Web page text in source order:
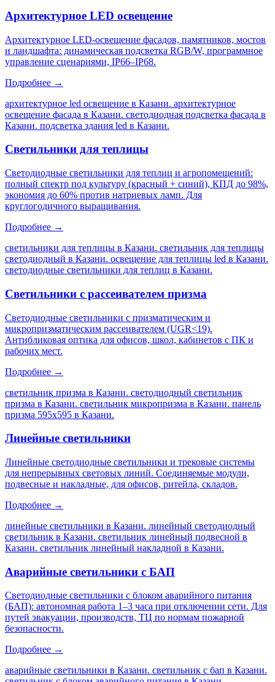
Архитектурное LED освещение
Архитектурное LED-освещение фасадов, памятников, мостов
и ландшафта: динамическая подсветка RGB/W, программное
управление сценариями, IP66–IP68.
Подробнее →
архитектурное led освещение в Казани. архитектурное
освещение фасада в Казани. светодиодная подсветка фасада в
Казани. подсветка здания led в Казани.
Светильники для теплицы
Светодиодные светильники для теплиц и агропомещений:
полный спектр под культуру (красный + синий), КПД до 98%,
экономия до 60% против натриевых ламп. Для
круглогодичного выращивания.
Подробнее →
светильники для теплицы в Казани. светильник для теплицы
светодиодный в Казани. освещение для теплицы led в Казани.
светодиодные светильники для теплиц в Казани.
Светильники с рассеивателем призма
Светодиодные светильники с призматическим и
микропризматическим рассеивателем (UGR<19).
Антибликовая оптика для офисов, школ, кабинетов с ПК и
рабочих мест.
Подробнее →
светильник призма в Казани. светодиодный светильник
призма в Казани. светильник микропризма в Казани. панель
призма 595х595 в Казани.
Линейные светильники
Линейные светодиодные светильники и трековые системы
для непрерывных световых линий. Соединяемые модули,
подвесные и накладные, для офисов, ритейла, складов.
Подробнее →
линейные светильники в Казани. линейный светодиодный
светильник в Казани. светильник линейный подвесной в
Казани. светильник линейный накладной в Казани.
Аварийные светильники с БАП
Светодиодные светильники с блоком аварийного питания
(БАП): автономная работа 1–3 часа при отключении сети. Для
путей эвакуации, производств, ТЦ по нормам пожарной
безопасности.
Подробнее →
аварийные светильники в Казани. светильник с бап в Казани.